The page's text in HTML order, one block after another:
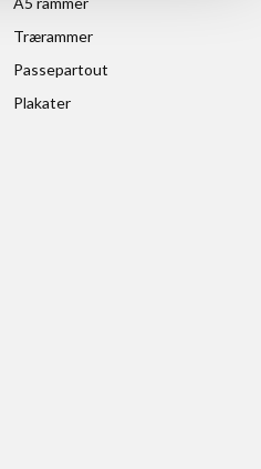
Trærammer
Passepartout
Plakater